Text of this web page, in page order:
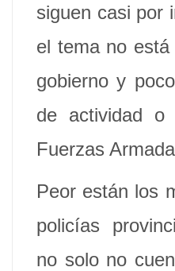
siguen casi por
el tema no
gobierno y
de actividad o
Fuerzas
Peor están los
policías
no solo no